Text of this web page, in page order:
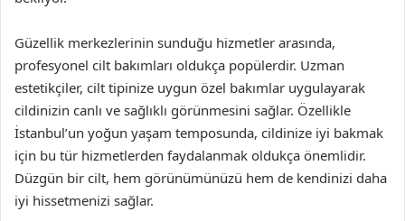
Güzellik merkezlerinin sunduğu hizmetler arasında,
profesyonel cilt bakımları oldukça popülerdir. Uzman
estetikçiler, cilt tipinize uygun özel bakımlar uygulayarak
cildinizin canlı ve sağlıklı görünmesini sağlar. Özellikle
İstanbul’un yoğun yaşam temposunda, cildinize iyi bakmak
için bu tür hizmetlerden faydalanmak oldukça önemlidir.
Düzgün bir cilt, hem görünümünüzü hem de kendinizi daha
iyi hissetmenizi sağlar.